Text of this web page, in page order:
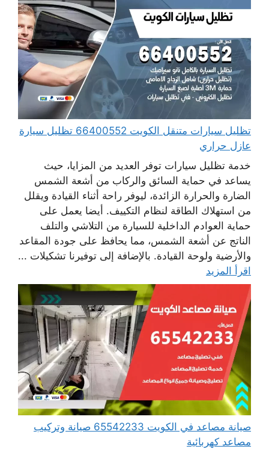
تظليل سيارات متنقل الكويت 66400552 تظليل سيارة
عازل حراري
خدمة تظليل سيارات توفر العديد من المزايا، حيث
يساعد في حماية السائق والركاب من أشعة الشمس
الضارة والحرارة الزائدة، ليوفر راحة أثناء القيادة ويقلل
من استهلاك الطاقة لنظام التكييف. أيضا يعمل على
حماية العوادم الداخلية للسيارة من التلاشي والتلف
الناتج عن أشعة الشمس، مما يحافظ على جودة المقاعد
والأرضية ولوحة القيادة. بالإضافة إلى توفيرنا تشكيلات ...
اقرأ المزيد
صيانة مصاعد في الكويت 65542233 صيانة وتركيب
مصاعد كهربائية